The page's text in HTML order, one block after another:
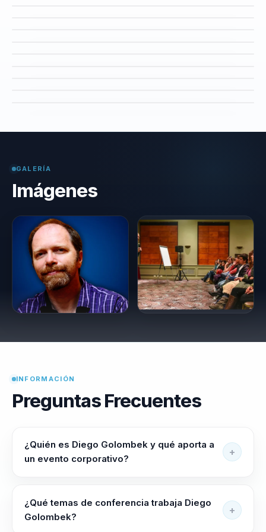
GALERÍA
Imágenes
INFORMACIÓN
Preguntas Frecuentes
¿Quién es Diego Golombek y qué aporta a
un evento corporativo?
responsables de equipos a alinear equipos, elevar
criterio y liderar con claridad en contextos complejos.
¿Qué temas de conferencia trabaja Diego
Golombek?